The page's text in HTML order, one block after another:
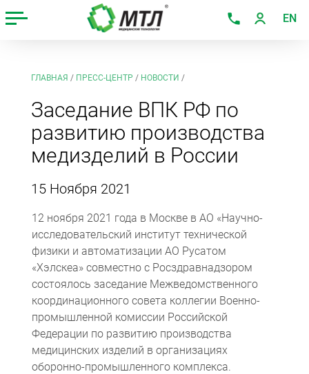
EN
ГЛАВНАЯ / ПРЕСС-ЦЕНТР / НОВОСТИ /
Заседание ВПК РФ по
развитию производства
медизделий в России
15 Ноября 2021
12 ноября 2021 года в Москве в АО «Научно-
исследовательский институт технической
физики и автоматизации АО Русатом
«Хэлскеа» совместно с Росздравнадзором
состоялось заседание Межведомственного
координационного совета коллегии Военно-
промышленной комиссии Российской
Федерации по развитию производства
медицинских изделий в организациях
оборонно-промышленного комплекса.